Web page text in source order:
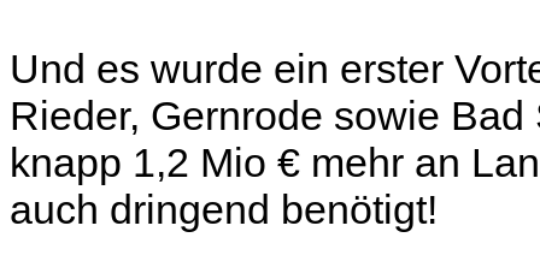
Und es wurde ein erster
Rieder, Gernrode sowie
knapp 1,2 Mio € mehr an
auch dringend benötigt!